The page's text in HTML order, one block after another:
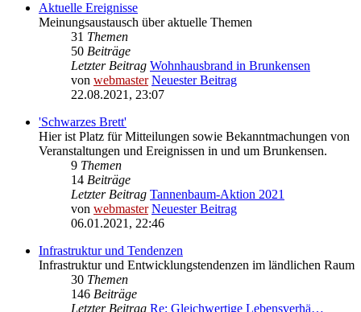
Aktuelle Ereignisse
Meinungsaustausch über aktuelle Themen
31 Themen
50 Beiträge
Letzter Beitrag Wohnhausbrand in Brunkensen
von webmaster Neuester Beitrag
22.08.2021, 23:07
'Schwarzes Brett'
Hier ist Platz für Mitteilungen sowie Bekanntmachungen von
Veranstaltungen und Ereignissen in und um Brunkensen.
9 Themen
14 Beiträge
Letzter Beitrag Tannenbaum-Aktion 2021
von webmaster Neuester Beitrag
06.01.2021, 22:46
Infrastruktur und Tendenzen
Infrastruktur und Entwicklungstendenzen im ländlichen Raum
30 Themen
146 Beiträge
Letzter Beitrag Re: Gleichwertige Lebensverhä…